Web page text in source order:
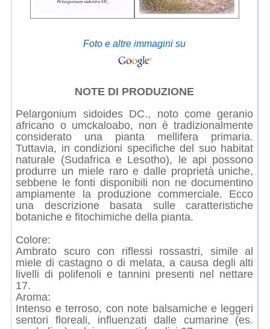
Foto e altre immagini su
NOTE DI PRODUZIONE
Pelargonium sidoides DC., noto come geranio
africano o umckaloabo, non è tradizionalmente
considerato una pianta mellifera primaria.
Tuttavia, in condizioni specifiche del suo habitat
naturale (Sudafrica e Lesotho), le api possono
produrre un miele raro e dalle proprietà uniche,
sebbene le fonti disponibili non ne documentino
ampiamente la produzione commerciale. Ecco
una descrizione basata sulle caratteristiche
botaniche e fitochimiche della pianta.
Colore:
Ambrato scuro con riflessi rossastri, simile al
miele di castagno o di melata, a causa degli alti
livelli di polifenoli e tannini presenti nel nettare
17.
Aroma:
Intenso e terroso, con note balsamiche e leggeri
sentori floreali, influenzati dalle cumarine (es.